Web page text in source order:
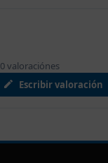
0 valoraciónes
Escribir valoración